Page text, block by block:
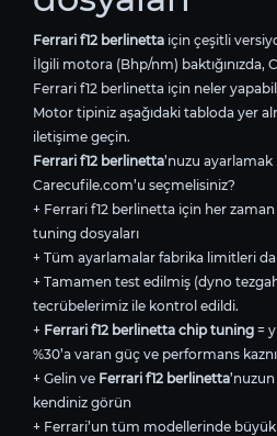
Ferrari f12 berlinetta için çeşitli
İlgili motora (Bhp/nm) baktığınızda,
Ferrari f12 berlinetta için neler
Motor tipiniz aşağıdaki tabloda yer
iletişime geçin.
Ferrari f12 berlinetta’nuzu
Carecufile.com’u seçmelisiniz?
+ Ferrari f12 berlinetta için her
tuning dosyaları
+ Tüm ayarlamalar fabrika limitleri
+ Tamamen test edilmiş (dyno
tecrübelerimiz ile kontrol edildi.
+ Ferrari f12 berlinetta chip tuning =
%30’a varan güç ve performans
+ Gelin ve Ferrari f12 berlinetta
kendiniz görün
+ Ferrari’un tüm modellerinde